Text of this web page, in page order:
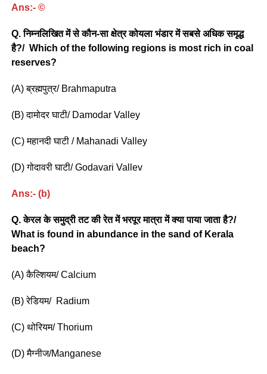
Ans:- ©
Q. निम्नलिखित में से कौन-सा क्षेत्र कोयला भंडार में सबसे अधिक समृद्ध
है?/ Which of the following regions is most rich in coal
reserves?
(A) ब्रह्मपुत्र/ Brahmaputra
(B) दामोदर घाटी/ Damodar Valley
(C) महानदी घाटी / Mahanadi Valley
(D) गोदावरी घाटी/ Godavari Vallev
Ans:- (b)
Q. केरल के समुद्री तट की रेत में भरपूर मात्रा में क्या पाया जाता है?/
What is found in abundance in the sand of Kerala
beach?
(A) कैल्शियम/ Calcium
(B) रेडियम/ Radium
(C) थोरियम/ Thorium
(D) मैग्नीज/Manganese